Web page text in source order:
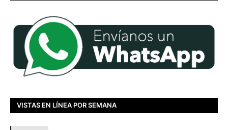
VISTAS EN LÍNEA POR SEMANA